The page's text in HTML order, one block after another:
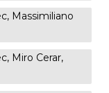
Massimiliano
Miro Cerar,